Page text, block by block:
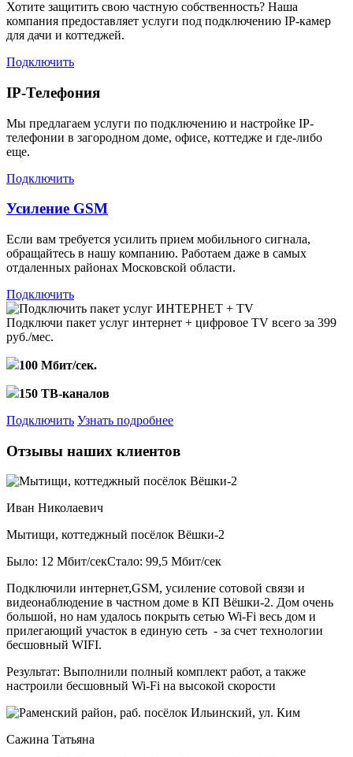
Хотите защитить свою частную собственность? Наша
компания предоставляет услуги под подключению IP-камер
для дачи и коттеджей.
Подключить
IP-Телефония
Мы предлагаем услуги по подключению и настройке IP-
телефонии в загородном доме, офисе, коттедже и где-либо
еще.
Подключить
Усиление GSM
Если вам требуется усилить прием мобильного сигнала,
обращайтесь в нашу компанию. Работаем даже в самых
отдаленных районах Московской области.
Подключить
Подключи пакет услуг интернет + цифровое TV всего за 399
руб./мес.
100 Мбит/сек.
150 ТВ-каналов
Подключить Узнать подробнее
Отзывы наших клиентов
Иван Николаевич
Мытищи, коттеджный посёлок Вёшки-2
Было: 12 Мбит/секСтало: 99,5 Мбит/сек
Подключили интернет,GSM, усиление сотовой связи и
видеонаблюдение в частном доме в КП Вёшки-2. Дом очень
большой, но нам удалось покрыть сетью Wi-Fi весь дом и
прилегающий участок в единую сеть - за счет технологии
бесшовный WIFI.
Результат: Выполнили полный комплект работ, а также
настроили бесшовный Wi-Fi на высокой скорости
Сажина Татьяна